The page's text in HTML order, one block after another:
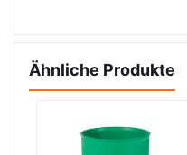
Ähnliche Produkte